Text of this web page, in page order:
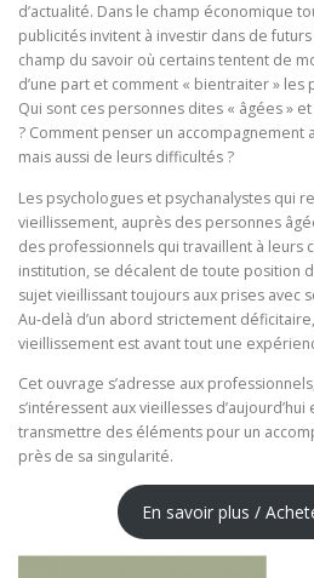
d’actualité. Dans le champ économique
publicités invitent à investir dans de futurs
champ du savoir où certains tentent de
d’une part et comment « bientraiter » les
Qui sont ces personnes dites « âgées »
? Comment penser un accompagnement
mais aussi de leurs difficultés ?
Les psychologues et psychanalystes qui
vieillissement, auprès des personnes
des professionnels qui travaillent à leurs
institution, se décalent de toute position
sujet vieillissant toujours aux prises avec
Au-delà d’un abord strictement
vieillissement est avant tout une
Cet ouvrage s’adresse aux
s’intéressent aux vieillesses
transmettre des éléments pour un
près de sa singularité.
En savoir plus /